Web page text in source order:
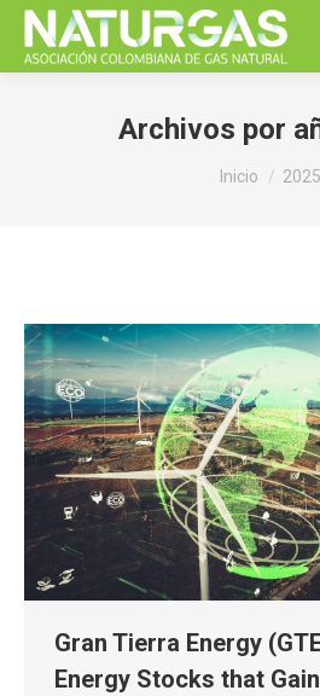
Archivos por
Estás aquí:
Inicio 2025
Gran Tierra Energy
Energy Stocks that